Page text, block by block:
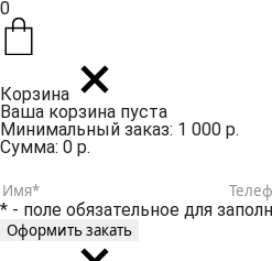
0
Корзина
Ваша корзина пуста
Минимальный заказ: 1 000 р.
Сумма: 0 р.
* - поле обязательное для